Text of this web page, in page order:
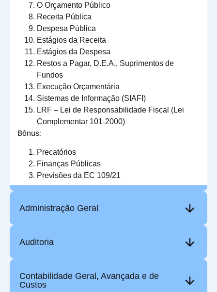
O Orçamento Público
Receita Pública
Despesa Pública
Estágios da Receita
Estágios da Despesa
Restos a Pagar, D.E.A., Suprimentos de
Fundos
Execução Orçamentária
Sistemas de Informação (SIAFI)
LRF – Lei de Responsabilidade Fiscal (Lei
Complementar 101-2000)
Bônus:
Precatórios
Finanças Públicas
Previsões da EC 109/21
Administração Geral
Auditoria
Contabilidade Geral, Avançada e de
Custos